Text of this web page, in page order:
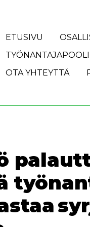
ETUSIVU
TYÖNANTAJAPOOLI
OTA YHTEYTTÄ